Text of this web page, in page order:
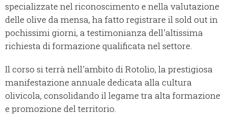
specializzate nel riconoscimento e nella valutazione
delle olive da mensa, ha fatto registrare il sold out in
pochissimi giorni, a testimonianza dell'altissima
richiesta di formazione qualificata nel settore.
Il corso si terrà nell'ambito di Rotolio, la prestigiosa
manifestazione annuale dedicata alla cultura
olivicola, consolidando il legame tra alta formazione
e promozione del territorio.